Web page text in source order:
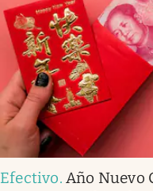
Efectivo.Año Nuevo